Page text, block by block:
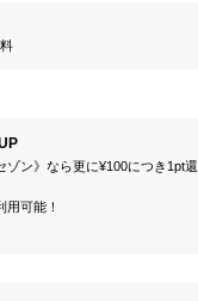
ゾン》なら更に¥100につき1pt還
可能！